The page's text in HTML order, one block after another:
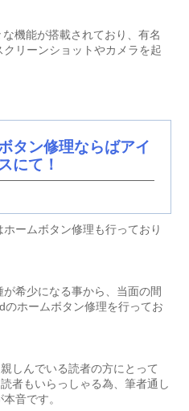
機能が搭載されており、有名
リーンショットやカメラを起
タン修理ならばアイ
にて！
ームボタン修理も行っており
希少になる事から、当面の間
ホームボタン修理を行ってお
しんでいる読者の方にとって
者もいらっしゃる為、筆者通し
音です。